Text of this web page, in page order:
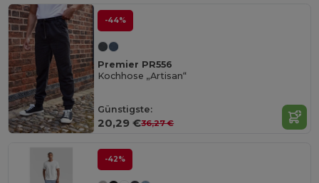
-44%
Premier PR556
Kochhose „Artisan“
Günstigste:
20,29 €36,27 €
-42%